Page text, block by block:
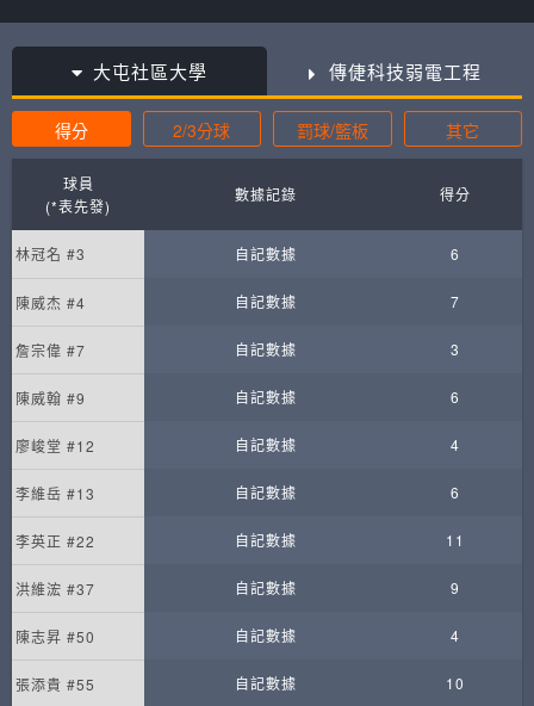
大屯社區大學 傳倢科技弱電工程
得分 2/3分球 罰球/籃板 其它
球員
(*表先發)
數據記錄 得分
林冠名 #3 自記數據 6
陳威杰 #4 自記數據 7
詹宗偉 #7 自記數據 3
陳威翰 #9 自記數據 6
廖峻堂 #12 自記數據 4
李維岳 #13 自記數據 6
李英正 #22 自記數據 11
洪維浤 #37 自記數據 9
陳志昇 #50 自記數據 4
張添貴 #55 自記數據 10